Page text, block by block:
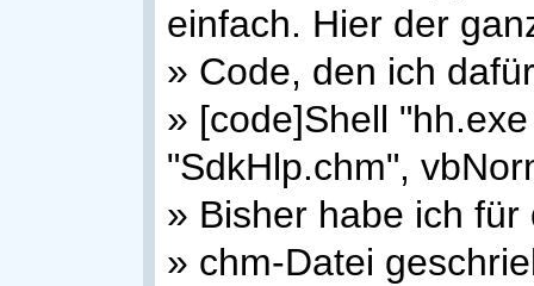
einfach. Hier der
» Code, den ich
» [code]Shell
"SdkHlp.chm",
» Bisher habe ich
» chm-Datei